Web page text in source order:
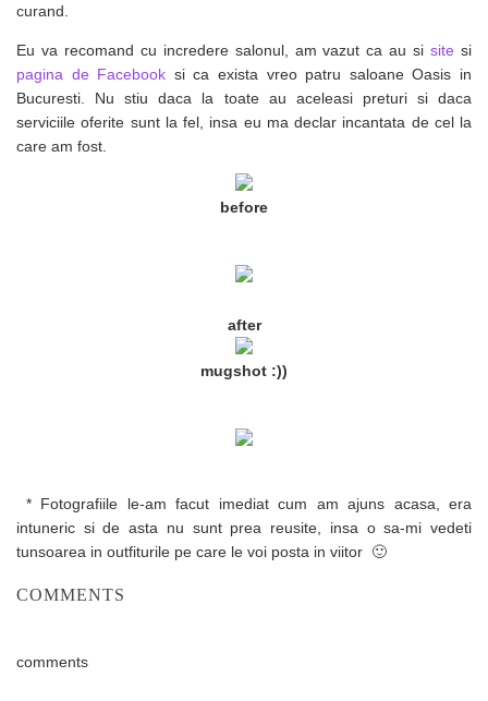
curand.
Eu va recomand cu incredere salonul, am vazut ca au sisite si
pagina de Facebook si ca exista vreo patru saloane Oasis in
Bucuresti. Nu stiu daca la toate au aceleasi preturi si daca
serviciile oferite sunt la fel, insa eu ma declar incantata de cel la
care am fost.
before
after
mugshot :))
* Fotografiile le-am facut imediat cum am ajuns acasa, era
intuneric si de asta nu sunt prea reusite, insa o sa-mi vedeti
tunsoarea in outfiturile pe care le voi posta in viitor 🙂
COMMENTS
comments